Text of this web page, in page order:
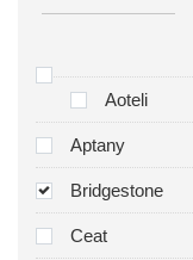
Aoteli
Aptany
Bridgestone
Ceat